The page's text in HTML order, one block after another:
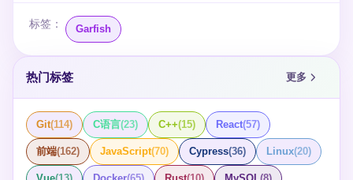
标签： Garfish
热门标签 更多
Git(114) C语言(23) C++(15) React(57)
前端(162) JavaScript(70) Cypress(36) Linux(20)